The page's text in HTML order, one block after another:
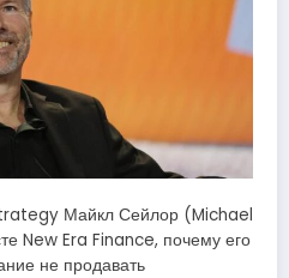
Майкл Сейлор (Michael
New Era Finance, почему его
не продавать